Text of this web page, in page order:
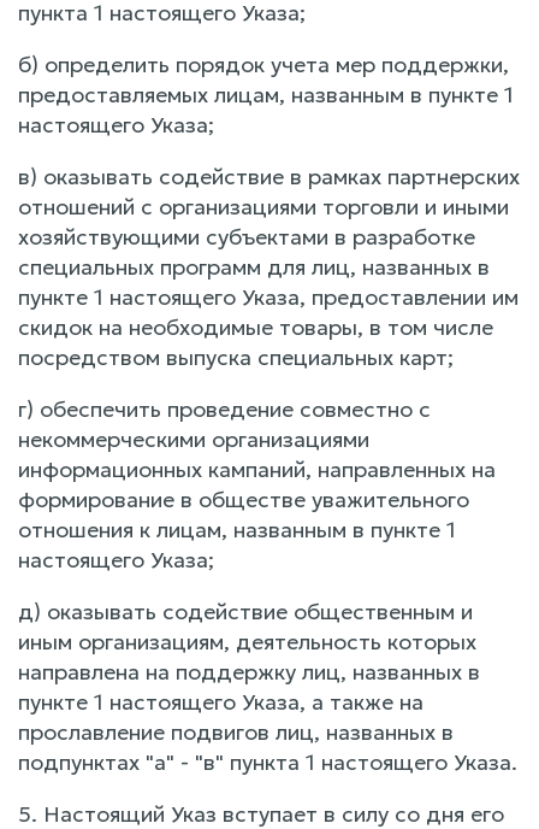
пункта 1 настоящего Указа;
б) определить порядок учета мер поддержки,
предоставляемых лицам, названным в пункте 1
настоящего Указа;
в) оказывать содействие в рамках партнерских
отношений с организациями торговли и иными
хозяйствующими субъектами в разработке
специальных программ для лиц, названных в
пункте 1 настоящего Указа, предоставлении им
скидок на необходимые товары, в том числе
посредством выпуска специальных карт;
г) обеспечить проведение совместно с
некоммерческими организациями
информационных кампаний, направленных на
формирование в обществе уважительного
отношения к лицам, названным в пункте 1
настоящего Указа;
д) оказывать содействие общественным и
иным организациям, деятельность которых
направлена на поддержку лиц, названных в
пункте 1 настоящего Указа, а также на
прославление подвигов лиц, названных в
подпунктах "а" - "в" пункта 1 настоящего Указа.
5. Настоящий Указ вступает в силу со дня его